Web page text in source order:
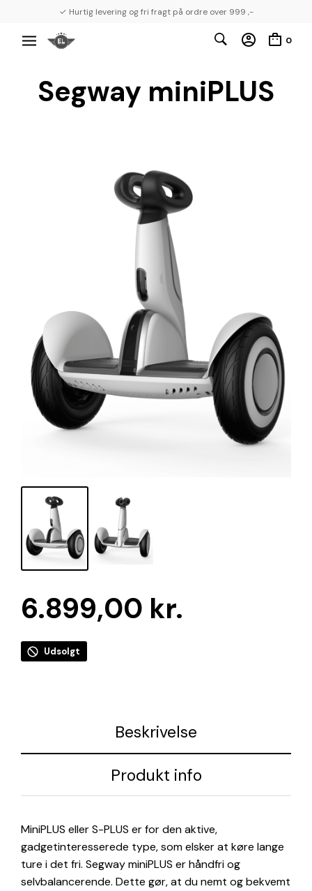
✓ Hurtig levering og fri fragt på ordre over 999 ,-
0
Segway miniPLUS
6.899,00 kr.
Udsolgt
Beskrivelse
Produkt info
MiniPLUS eller S-PLUS er for den aktive,
gadgetinteresserede type, som elsker at køre lange
ture i det fri. Segway miniPLUS er håndfri og
selvbalancerende. Dette gør, at du nemt og bekvemt